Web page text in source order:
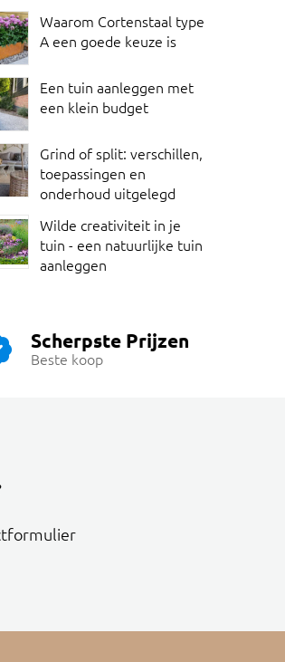
Waarom Cortenstaal type
A een goede keuze is
Een tuin aanleggen met
een klein budget
Grind of split: verschillen,
toepassingen en
onderhoud uitgelegd
Wilde creativiteit in je
tuin - een natuurlijke tuin
aanleggen
Scherpste Prijzen
Beste koop